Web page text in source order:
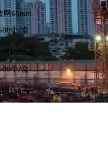
网65mm
个/盒
100mm
个/盒
网150mm